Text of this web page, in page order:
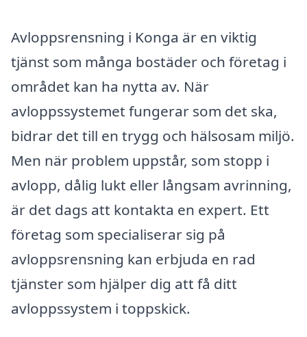
Avloppsrensning i Konga är en viktig
tjänst som många bostäder och företag i
området kan ha nytta av. När
avloppssystemet fungerar som det ska,
bidrar det till en trygg och hälsosam miljö.
Men när problem uppstår, som stopp i
avlopp, dålig lukt eller långsam avrinning,
är det dags att kontakta en expert. Ett
företag som specialiserar sig på
avloppsrensning kan erbjuda en rad
tjänster som hjälper dig att få ditt
avloppssystem i toppskick.